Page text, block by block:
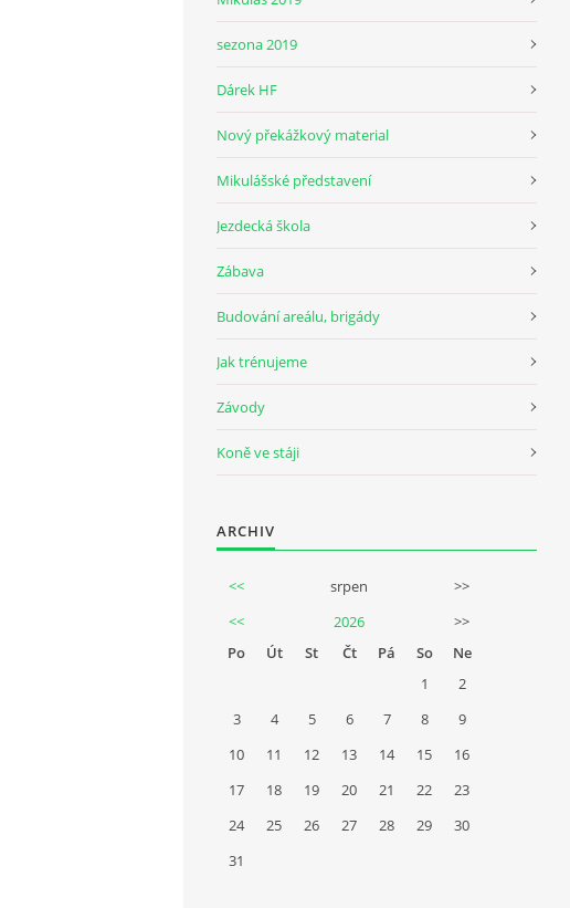
sezona 2019
Dárek HF
Nový překážkový material
Mikulášské představení
Jezdecká škola
Zábava
Budování areálu, brigády
Jak trénujeme
Závody
Koně ve stáji
ARCHIV
<< srpen
>>
<<
2026
>>
Po
Út St Čt Pá So
Ne
1
2
3
4 5 6 7 8
9
10
11 12 13 14 15
16
17
18 19 20 21 22
23
24
25 26 27 28 29
30
31